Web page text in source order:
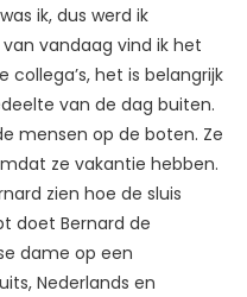
ik, dus werd ik
vandaag vind ik het
collega’s, het is belangrijk
van de dag buiten.
mensen op de boten. Ze
ze vakantie hebben.
zien hoe de sluis
doet Bernard de
dame op een
Nederlands en